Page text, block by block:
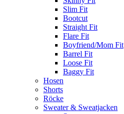
Slim Fit
Bootcut
Straight Fit
Flare Fit
Boyfriend/Mom Fit
Barrel Fit
Loose Fit
Baggy Fit
Hosen
Shorts
Röcke
Sweater & Sweatjacken